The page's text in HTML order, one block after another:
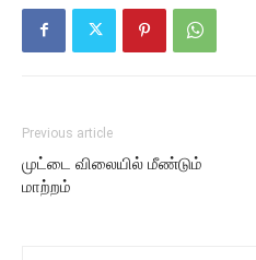
Previous article
முட்டை விலையில் மீண்டும்
மாற்றம்